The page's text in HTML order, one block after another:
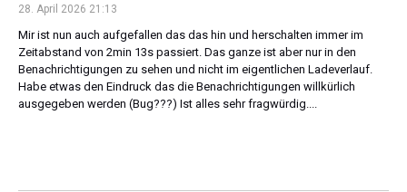
28. April 2026 21:13
Mir ist nun auch aufgefallen das das hin und herschalten immer im
Zeitabstand von 2min 13s passiert. Das ganze ist aber nur in den
Benachrichtigungen zu sehen und nicht im eigentlichen Ladeverlauf.
Habe etwas den Eindruck das die Benachrichtigungen willkürlich
ausgegeben werden (Bug???) Ist alles sehr fragwürdig....